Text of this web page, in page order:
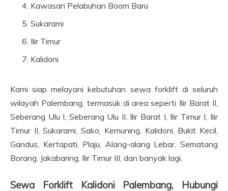
Kawasan Pelabuhan Boom Baru
Sukarami
Ilir Timur
Kalidoni
Kami siap melayani kebutuhan sewa forklift di seluruh
wilayah Palembang, termasuk di area seperti Ilir Barat II,
Seberang Ulu I, Seberang Ulu II, Ilir Barat I, Ilir Timur I, Ilir
Timur II, Sukarami, Sako, Kemuning, Kalidoni, Bukit Kecil,
Gandus, Kertapati, Plaju, Alang-alang Lebar, Sematang
Borang, Jakabaring, Ilir Timur III, dan banyak lagi.
Sewa Forklift Kalidoni Palembang, Hubungi